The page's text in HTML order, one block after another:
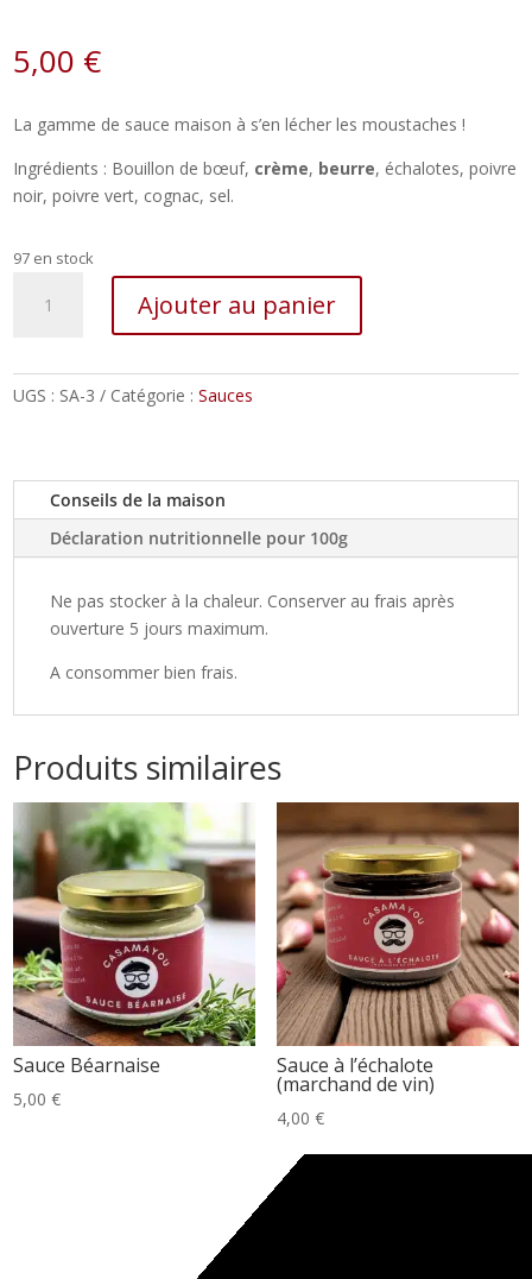
5,00 €
La gamme de sauce maison à s’en lécher les moustaches !
Ingrédients : Bouillon de bœuf, crème, beurre, échalotes, poivre
noir, poivre vert, cognac, sel.
97 en stock
Poivre
Ajouter au panier
UGS : SA-3 Catégorie :Sauces
Conseils de la maison
Déclaration nutritionnelle pour 100g
Ne pas stocker à la chaleur. Conserver au frais après
ouverture 5 jours maximum.
A consommer bien frais.
Produits similaires
Sauce Béarnaise
5,00€
Sauce à l’échalote
(marchand de vin)
4,00 €